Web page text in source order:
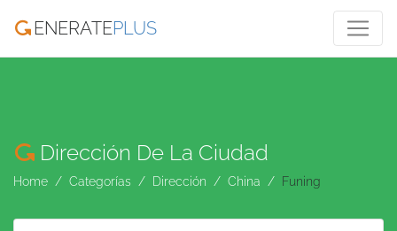
ENERATEPLUS
Dirección De La Ciudad
Home Categorías Dirección China Funing